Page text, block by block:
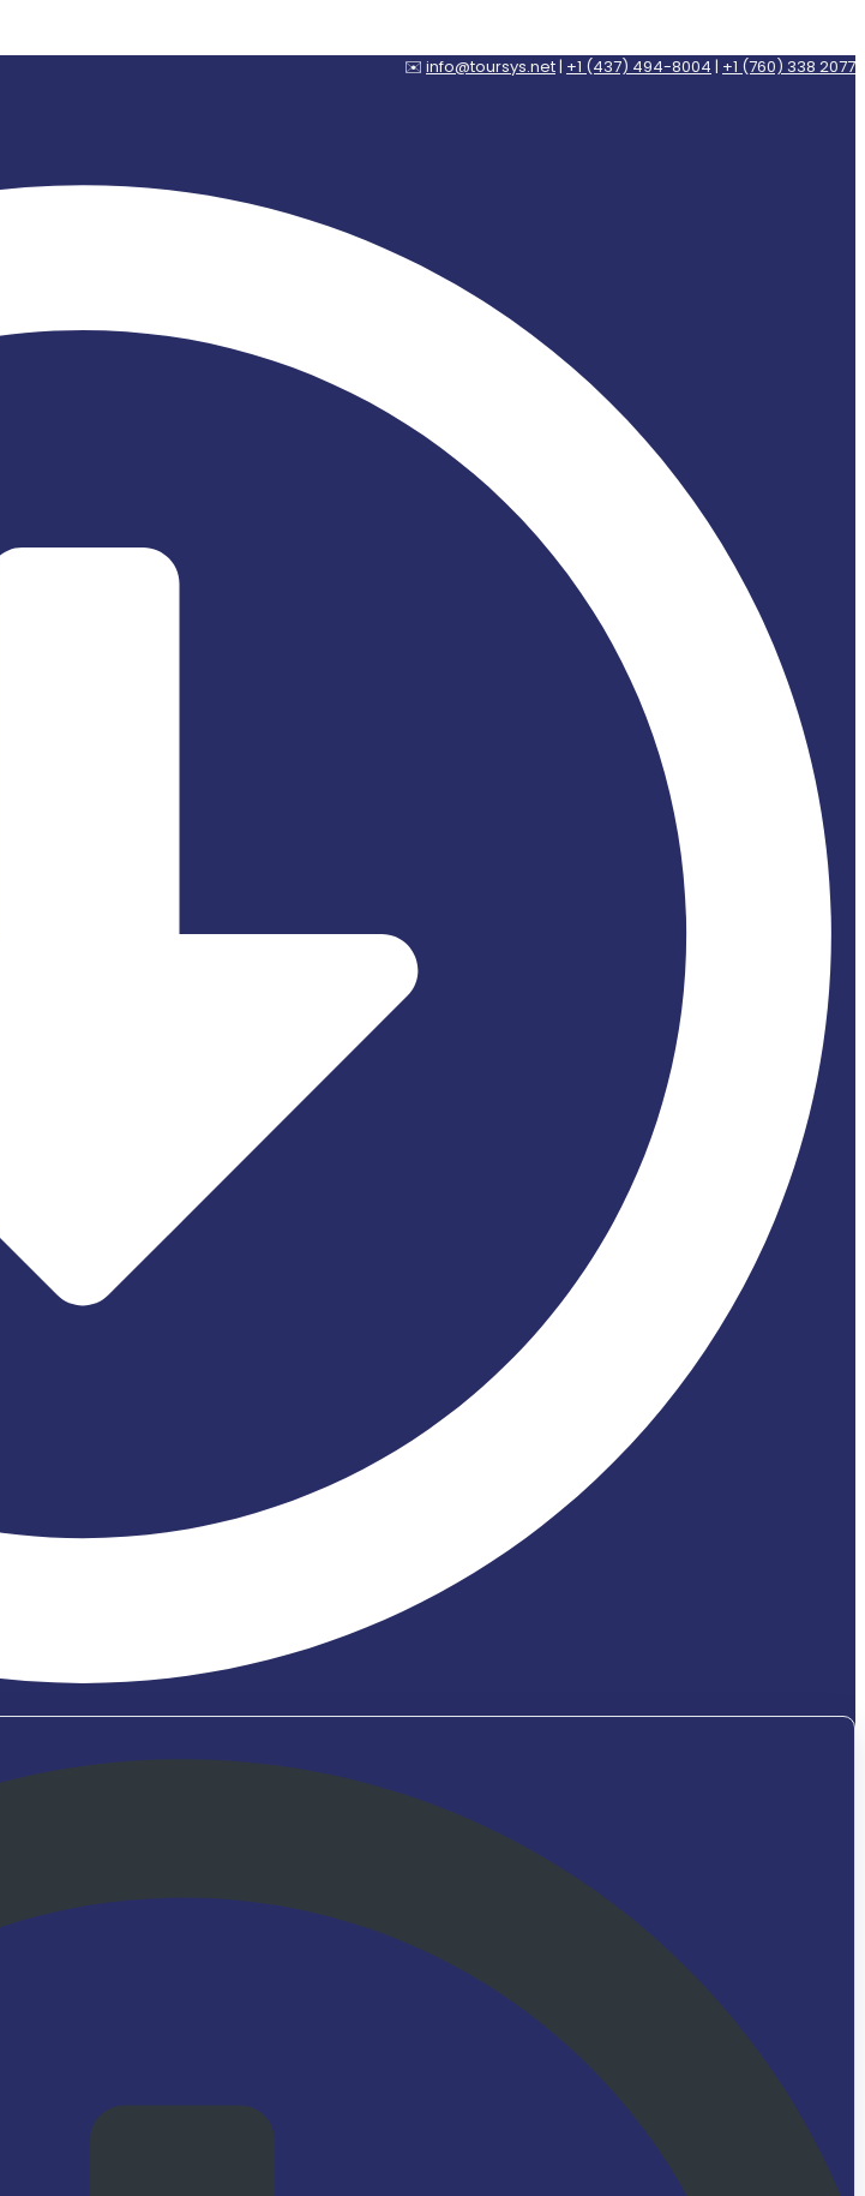
✉️ info@toursys.net| +1 (437) 494-8004 | +1 (760) 338 2077